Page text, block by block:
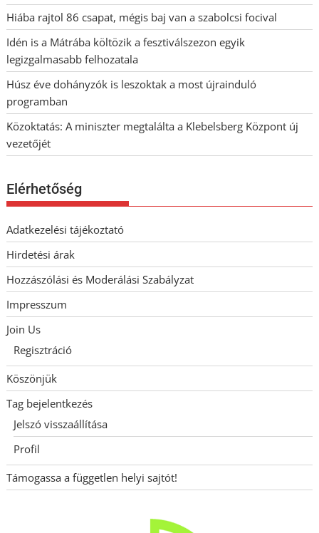
Hiába rajtol 86 csapat, mégis baj van a szabolcsi focival
Idén is a Mátrába költözik a fesztiválszezon egyik
legizgalmasabb felhozatala
Húsz éve dohányzók is leszoktak a most újrainduló
programban
Közoktatás: A miniszter megtalálta a Klebelsberg Központ új
vezetőjét
Elérhetőség
Adatkezelési tájékoztató
Hirdetési árak
Hozzászólási és Moderálási Szabályzat
Impresszum
Join Us
Regisztráció
Köszönjük
Tag bejelentkezés
Jelszó visszaállítása
Profil
Támogassa a független helyi sajtót!